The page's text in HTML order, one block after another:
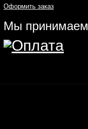
Оформить заказ
Мы принимаем